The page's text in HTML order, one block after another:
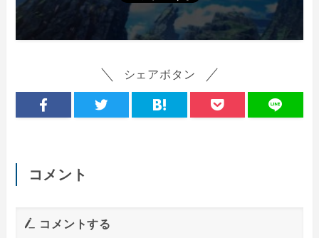
シェアボタン
コメント
コメントする